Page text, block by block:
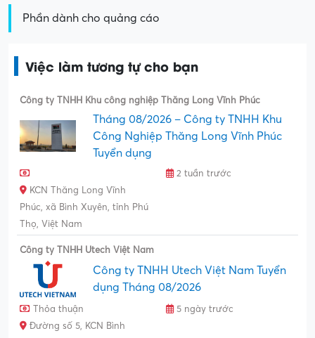
Phần dành cho quảng cáo
Việc làm tương tự cho bạn
Công ty TNHH Khu công nghiệp Thăng Long Vĩnh Phúc
Tháng 08/2026 – Công ty TNHH Khu
Công Nghiệp Thăng Long Vĩnh Phúc
Tuyển dụng
2 tuần trước
KCN Thăng Long Vĩnh
Phúc, xã Bình Xuyên, tỉnh Phú
Thọ, Việt Nam
Công ty TNHH Utech Việt Nam
Công ty TNHH Utech Việt Nam Tuyển
dụng Tháng 08/2026
Thỏa thuận
5 ngày trước
Đường số 5, KCN Bình